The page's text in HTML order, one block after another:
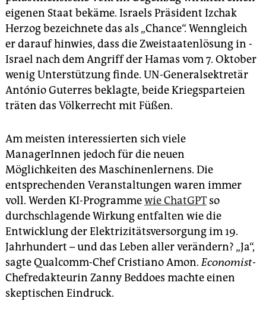
eigenen Staat bekäme. ­Israels Präsident Izchak
Herzog bezeichnete das als „Chance“. Wenngleich
er darauf hinwies, dass die Zwei­staatenlösung in ­
Israel nach dem Angriff der Hamas vom 7. Oktober
wenig ­Unterstützung finde. UN-Generalsektretär
António Guterres beklagte, beide Kriegsparteien
träten das Völkerrecht mit ­Füßen.
Am meisten interessierten sich viele
ManagerInnen jedoch für die neuen
Möglichkeiten des Maschinenlernens. Die
entsprechenden Veranstaltungen waren immer
voll. Werden KI-Programmewie ChatGPTso
durchschlagende Wirkung entfalten wie die
Entwicklung der Elektrizitätsversorgung im 19.
Jahrhundert – und das Leben aller verändern? „Ja“,
sagte Qualcomm-Chef Cristiano Amon.Economist-
Chefredakteurin Zanny Beddoes machte einen
skeptischen Eindruck.